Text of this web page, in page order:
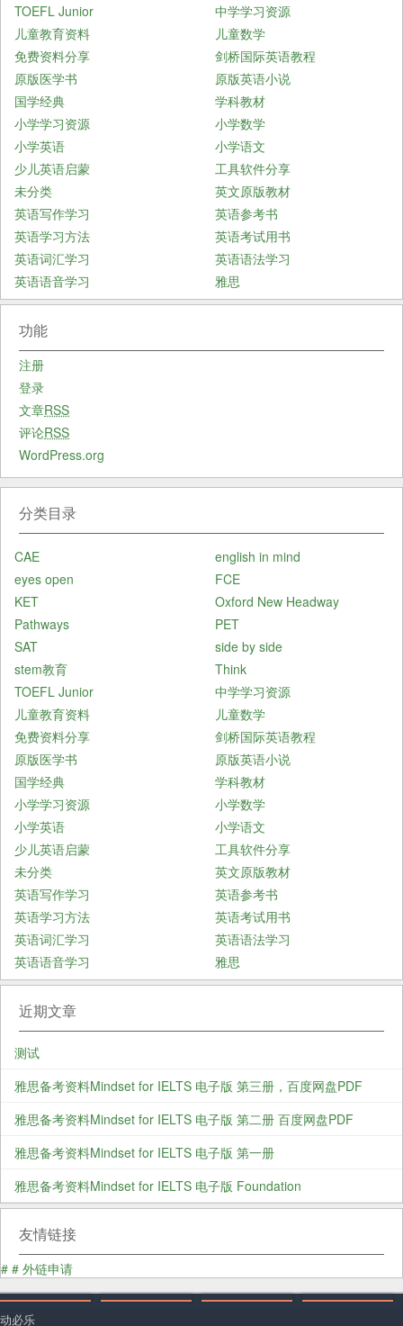
TOEFL Junior
中学学习资源
儿童教育资料
儿童数学
免费资料分享
剑桥国际英语教程
原版医学书
原版英语小说
国学经典
学科教材
小学学习资源
小学数学
小学英语
小学语文
少儿英语启蒙
工具软件分享
未分类
英文原版教材
英语写作学习
英语参考书
英语学习方法
英语考试用书
英语词汇学习
英语语法学习
英语语音学习
雅思
功能
注册
登录
文章RSS
评论RSS
WordPress.org
分类目录
CAE
english in mind
eyes open
FCE
KET
Oxford New Headway
Pathways
PET
SAT
side by side
stem教育
Think
TOEFL Junior
中学学习资源
儿童教育资料
儿童数学
免费资料分享
剑桥国际英语教程
原版医学书
原版英语小说
国学经典
学科教材
小学学习资源
小学数学
小学英语
小学语文
少儿英语启蒙
工具软件分享
未分类
英文原版教材
英语写作学习
英语参考书
英语学习方法
英语考试用书
英语词汇学习
英语语法学习
英语语音学习
雅思
近期文章
测试
雅思备考资料Mindset for IELTS 电子版 第三册，百度网盘PDF
雅思备考资料Mindset for IELTS 电子版 第二册 百度网盘PDF
雅思备考资料Mindset for IELTS 电子版 第一册
雅思备考资料Mindset for IELTS 电子版 Foundation
友情链接
# # 外链申请
动必乐